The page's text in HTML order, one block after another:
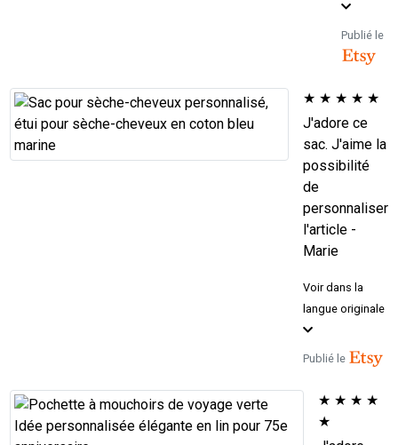
Publié le
★ ★ ★ ★ ★
J'adore ce
sac. J'aime la
possibilité
de
personnaliser
l'article -
Marie
Voir dans la
langue originale
Publié le
★ ★ ★ ★
★